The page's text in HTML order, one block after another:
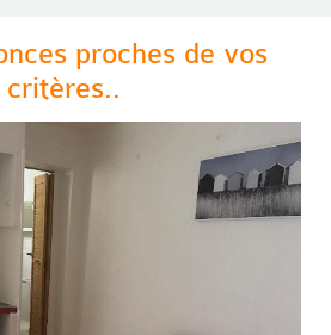
proches de vos
critères..